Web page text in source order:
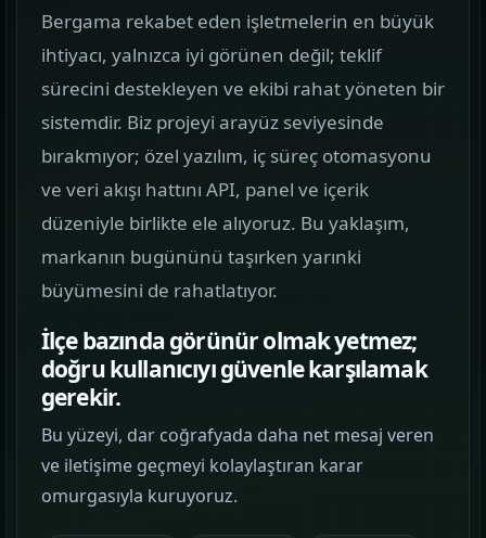
01 Hakkımızda
Yapının arkasındaki yaklaşımı ve çalışma dilini
görün.
Hizmetler
Web, yazılım, mobil ve pazarlama hizmetlerini
tek yerden görün.
Kurumsal Web Tasarım
E-ticaret Sitesi Tasarımı
SATIŞ VITRINI
MOBIL ÜRÜN
SEO & Dijital Pazarlama
ARAMA GÖRÜNÜRLÜĞÜ
Bergama rekabet eden işletmelerin en büyük
ihtiyacı, yalnızca iyi görünen değil; teklif
sürecini destekleyen ve ekibi rahat yöneten bir
sistemdir. Biz projeyi arayüz seviyesinde
bırakmıyor; özel yazılım, iç süreç otomasyonu
ve veri akışı hattını API, panel ve içerik
düzeniyle birlikte ele alıyoruz. Bu yaklaşım,
markanın bugününü taşırken yarınki
büyümesini de rahatlatıyor.
İlçe bazında görünür olmak yetmez;
doğru kullanıcıyı güvenle karşılamak
gerekir.
Bu yüzeyi, dar coğrafyada daha net mesaj veren
ve iletişime geçmeyi kolaylaştıran karar
omurgasıyla kuruyoruz.